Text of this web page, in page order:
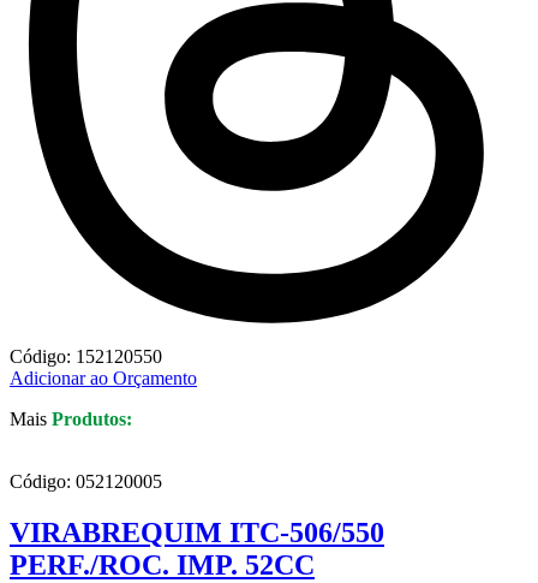
Código: 152120550
Adicionar ao Orçamento
Mais Produtos:
Código: 052120005
VIRABREQUIM ITC-506/550
PERF./ROC. IMP. 52CC